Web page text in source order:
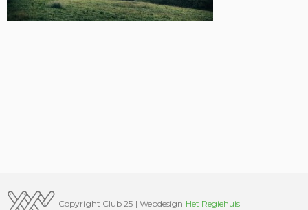
Copyright Club 25 | Webdesign Het Regiehuis